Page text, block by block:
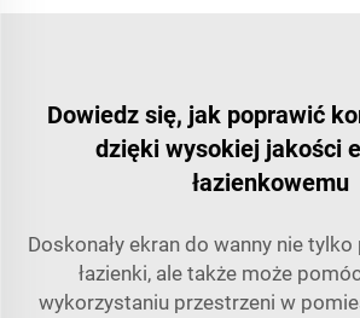
Dowiedz się, jak poprawić
dzięki wysokiej jakości
łazienkowemu
Doskonały ekran do wanny nie
łazienki, ale także może
wykorzystaniu przestrzeni w